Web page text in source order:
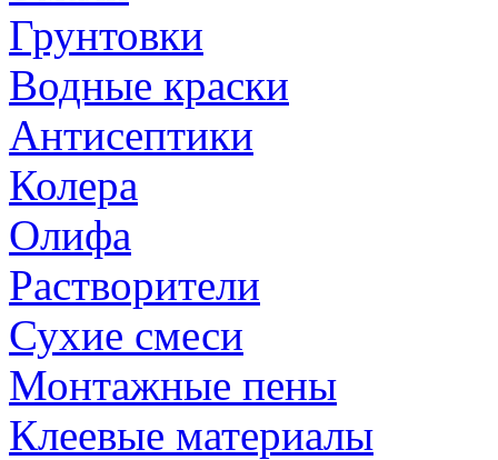
Грунтовки
Водные краски
Антисептики
Колера
Олифа
Растворители
Сухие смеси
Монтажные пены
Клеевые материалы